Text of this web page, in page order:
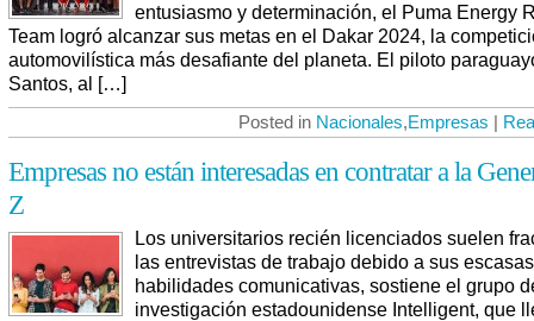
entusiasmo y determinación, el Puma Energy
Team logró alcanzar sus metas en el Dakar 2024, la
automovilística más desafiante del planeta. El piloto
Santos, al […]
Posted in Nacionales,Empresas |
Empresas no están interesadas en contratar a la
Z
Los universitarios recién licenciados suelen
las entrevistas de trabajo debido a sus escasas
habilidades comunicativas, sostiene el grupo
investigación estadounidense Intelligent, que